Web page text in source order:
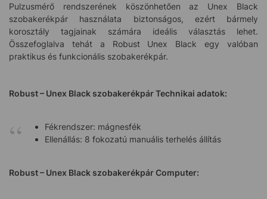
Pulzusmérő rendszerének köszönhetően az Unex Black
szobakerékpár használata biztonságos, ezért bármely
korosztály tagjainak számára ideális választás lehet.
Összefoglalva tehát a Robust Unex Black egy valóban
praktikus és funkcionális szobakerékpár.
Robust – Unex Black szobakerékpár Technikai adatok:
Fékrendszer: mágnesfék
Ellenállás: 8 fokozatú manuális terhelés állítás
Robust – Unex Black szobakerékpár Computer: